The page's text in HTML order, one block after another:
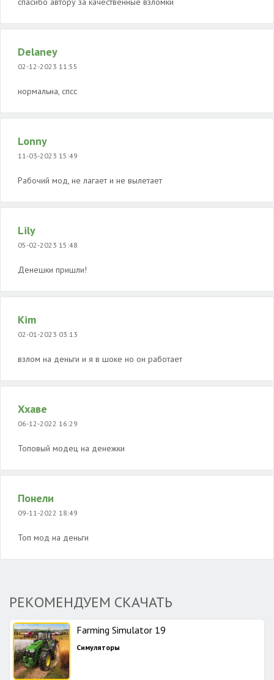
Delaney
02-12-2023 11:55
нормальна, спсс
Lonny
11-03-2023 15:49
Рабочий мод, не лагает и не вылетает
Lily
05-02-2023 15:48
Денешки пришли!
Kim
02-01-2023 03:13
взлом на деньги и я в шоке но он работает
Ххаве
06-12-2022 16:29
Топовый модец на денежки
Понели
09-11-2022 18:49
Топ мод на деньги
РЕКОМЕНДУЕМ СКАЧАТЬ
Farming Simulator 19
Симуляторы